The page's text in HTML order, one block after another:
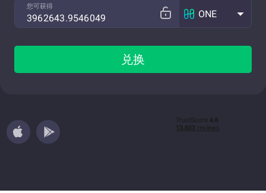
您可获得
ONE
兑换